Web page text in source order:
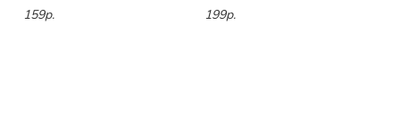
159р. 199р.